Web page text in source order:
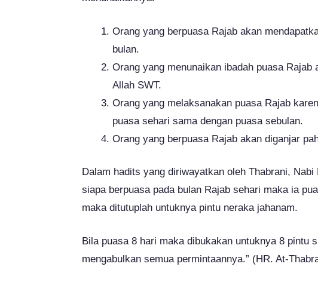
Orang yang berpuasa Rajab akan
bulan.
Orang yang menunaikan ibadah puasa
Allah SWT.
Orang yang melaksanakan puasa Rajab
puasa sehari sama dengan puasa sebulan.
Orang yang berpuasa Rajab akan diganjar
Dalam hadits yang diriwayatkan oleh Thabrani,
siapa berpuasa pada bulan Rajab sehari maka ia
maka ditutuplah untuknya pintu neraka jahanam.
Bila puasa 8 hari maka dibukakan untuknya 8 pintu
mengabulkan semua permintaannya.” (HR. At-